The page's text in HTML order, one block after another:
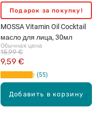
Добавить в корзину
Подарок за покупку!
MOSSA Vitamin Oil Cocktail
масло для лица, 30мл
Обычная цена
9,59 €
15,99 €
55